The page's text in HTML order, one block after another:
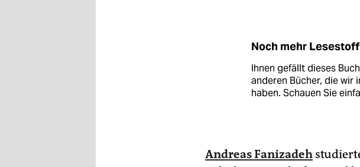
Noch mehr Lesestoff
Ihnen gefällt dieses
anderen Bücher, die wir
haben. Schauen Sie
Andreas Fanizadeh